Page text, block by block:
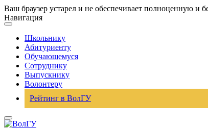
Ваш браузер устарел и не обеспечивает полноценную и
Навигация
Школьнику
Абитуриенту
Обучающемуся
Сотруднику
Выпускнику
Волонтеру
Рейтинг в ВолГУ